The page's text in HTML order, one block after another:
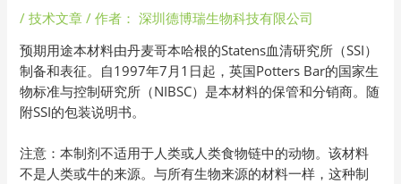
/技术文章 / 作者： 深圳德博瑞生物科技有限公司
预期用途本材料由丹麦哥本哈根的Statens血清研究所（SSI）
制备和表征。自1997年7月1日起，英国Potters Bar的国家生
物标准与控制研究所（NIBSC）是本材料的保管和分销商。随
附SSI的包装说明书。
注意：本制剂不适用于人类或人类食物链中的动物。该材料
不是人类或牛的来源。与所有生物来源的材料一样，这种制